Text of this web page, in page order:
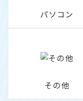
パソコン
その他